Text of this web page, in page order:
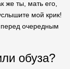
же ты, мать его,
мой крик!
перед очередным
обуза?